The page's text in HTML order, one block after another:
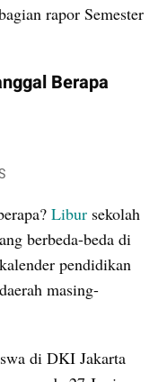
rapor Semester
Berapa
Libur sekolah
berbeda-beda di
pendidikan
masing-
di DKI Jakarta